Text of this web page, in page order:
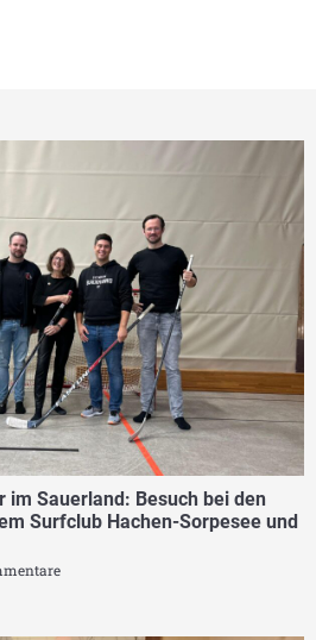
im Sauerland: Besuch bei den
Surfclub Hachen-Sorpesee und